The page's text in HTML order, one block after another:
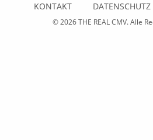
KONTAKT DATENSCHUTZ
© 2026THE REAL CMV. Alle